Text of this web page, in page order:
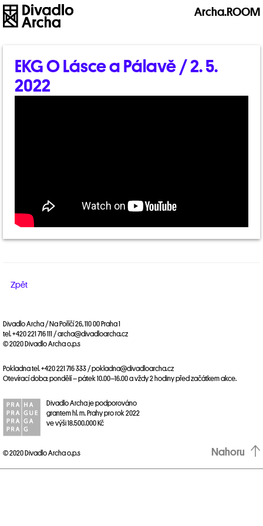
Archa.ROOM
EKG O Lásce a Pálavě / 2. 5.
2022
Zpět
Divadlo Archa / Na Poříčí 26, 110 00 Praha 1
tel. +420 221 716 111 / archa@divadloarcha.cz
© 2020 Divadlo Archa o.p.s
Pokladna tel. +420 221 716 333 / pokladna@divadloarcha.cz
Otevírací doba: pondělí – pátek 10.00–16.00 a vždy 2 hodiny před začátkem akce.
Divadlo Archa je podporováno
grantem hl. m. Prahy pro rok 2022
ve výši 18.500.000 Kč
© 2020 Divadlo Archa o.p.s Nahoru